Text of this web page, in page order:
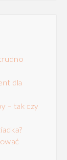
dla
– tak czy